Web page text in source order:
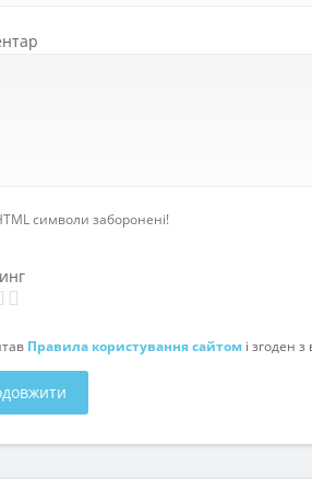
символи заборонені!
Правила користування сайтом і згоден